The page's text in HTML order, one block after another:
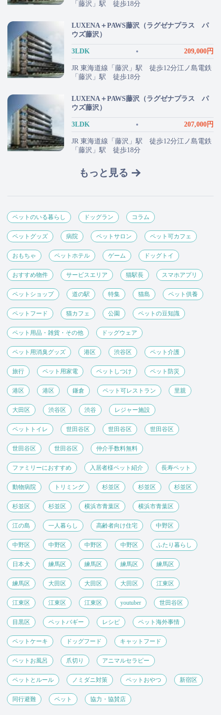
「藤沢」駅 徒歩18分
LUXENA＋PAWS藤沢（ラグゼナプラス パ
ウズ藤沢）
3LDK 209,000円
JR 東海道線「藤沢」駅 徒歩12分江ノ島電鉄
「藤沢」駅 徒歩18分
LUXENA＋PAWS藤沢（ラグゼナプラス パ
ウズ藤沢）
3LDK 207,000円
JR 東海道線「藤沢」駅 徒歩12分江ノ島電鉄
「藤沢」駅 徒歩18分
もっと見る
ペットのいる暮らし ドッグラン コラム
ペットグッズ 病院 ペットサロン ペット可カフェ
おもちゃ ペットホテル ゲーム ドッグトイ
おすすめ物件 サービスエリア 猫駅長 スマホアプリ
ペットショップ 道の駅 特集 猫島 ペット供養
ペットフード 猫カフェ 公園 ペットの豆知識
ペット用品・雑貨・その他 ドッグウェア
ペット用消臭グッズ 港区 渋谷区 ペット介護
旅行 ペット用家電 ペットしつけ ペット防災
港区 港区 鎌倉 ペット可レストラン 里親
大田区 渋谷区 渋谷 レジャー施設
ペットトイレ 世田谷区 世田谷区 世田谷区
世田谷区 世田谷区 仲介手数料無料
ファミリーにおすすめ 入居者様ペット紹介 長寿ペット
動物病院 トリミング 杉並区 杉並区 杉並区
杉並区 杉並区 横浜市青葉区 横浜市青葉区
江の島 一人暮らし 高齢者向け住宅 中野区
中野区 中野区 中野区 中野区 ふたり暮らし
日本犬 練馬区 練馬区 練馬区 練馬区
練馬区 大田区 大田区 大田区 江東区
江東区 江東区 江東区 youtuber 世田谷区
目黒区 ペットバギー レシピ ペット海外事情
ペットケーキ ドッグフード キャットフード
ペットお風呂 爪切り アニマルセラピー
ペットとルール ノミダニ対策 ペットおやつ 新宿区
同行避難 ペット 協力・協賛店